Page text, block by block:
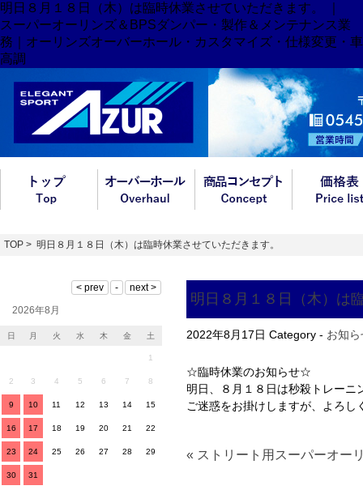
明日８月１８日（木）は臨時休業させていただきます。 ｜
スーパーオーリンズ＆BPSダンパー・製作＆メンテナンス業
務｜オーリンズオーバーホール・カスタマイズ・仕様変更・車
高調
TOP > 明日８月１８日（木）は臨時休業させていただきます。
明日８月１８日（木）は
2022年8月17日 Category - お知ら
☆臨時休業のお知らせ☆
明日、８月１８日は秒殺トレー
ご迷惑をお掛けしますが、よろ
« ストリート用スーパーオー
2026年8月
日 月 火 水 木 金 土
1
2 3 4 5 6 7 8
9 10 11 12 13 14 15
16 17 18 19 20 21 22
23 24 25 26 27 28 29
30 31